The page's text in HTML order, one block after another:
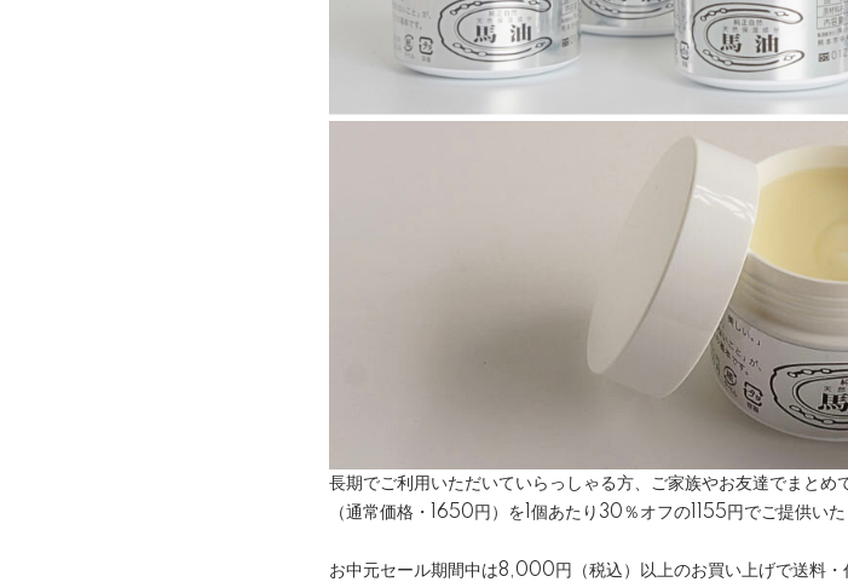
長期でご利用いただいていらっしゃる方、ご家族やお友達でまと
（通常価格・1650円）を1個あたり30％オフの1155円でご提供いた
お中元セール期間中は8,000円（税込）以上のお買い上げで送料・